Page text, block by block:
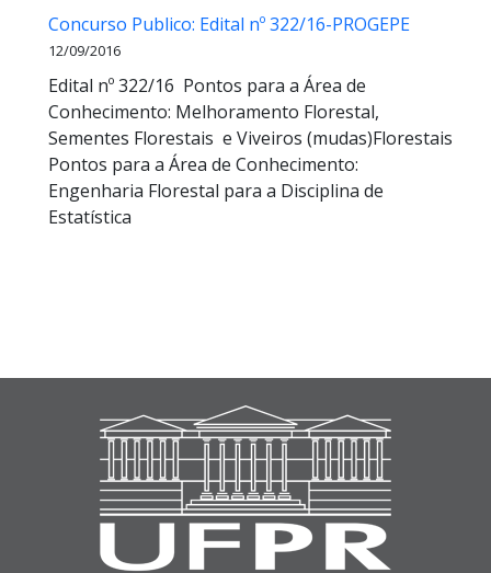
áreas
resultado
do
Vestibular
2016-
2017
no
dia
12,
Concurso Publico: Edital nº 322/16-PROGEPE
12/09/2016
Edital nº 322/16 Pontos para a Área de
Conhecimento: Melhoramento Florestal,
Sementes Florestais e Viveiros (mudas)Florestais
Pontos para a Área de Conhecimento:
Engenharia Florestal para a Disciplina de
Estatística